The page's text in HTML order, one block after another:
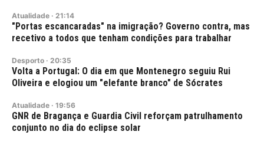
Atualidade · 21:14
"Portas escancaradas" na imigração? Governo contra, mas
recetivo a todos que tenham condições para trabalhar
Desporto · 20:35
Volta a Portugal: O dia em que Montenegro seguiu Rui
Oliveira e elogiou um "elefante branco" de Sócrates
Atualidade · 19:56
GNR de Bragança e Guardia Civil reforçam patrulhamento
conjunto no dia do eclipse solar